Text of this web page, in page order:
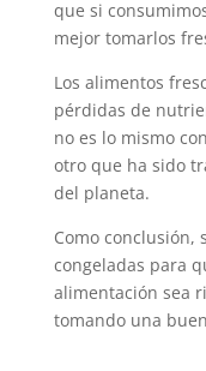
que si
mejor tomarlos
Los alimentos
pérdidas de
no es lo mismo
otro que ha sido
del planeta.
Como conclusión,
congeladas para
alimentación sea
tomando una